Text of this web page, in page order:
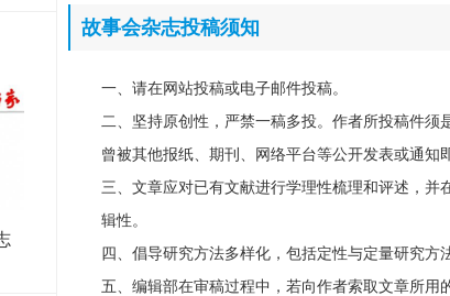
故事会杂志投稿须知
一、请在网站投稿或电子邮件投稿。
二、坚持原创性，严禁一稿多投。作者所投稿件
曾被其他报纸、期刊、网络平台等公开发表或通知
三、文章应对已有文献进行学理性梳理和评述，
辑性。
四、倡导研究方法多样化，包括定性与定量研究方
五、编辑部在审稿过程中，若向作者索取文章所